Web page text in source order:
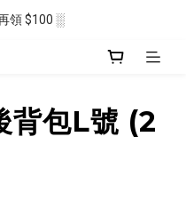
$50 ░
背包L號 (2